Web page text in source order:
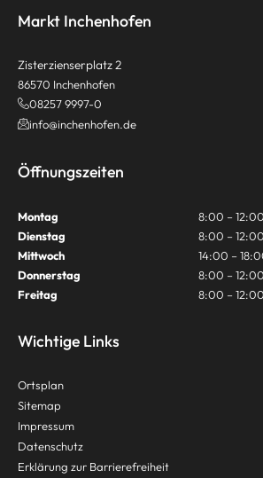
Markt Inchenhofen
Zisterzienserplatz 2
86570 Inchenhofen
08257 9997-0
info@inchenhofen.de
Öffnungszeiten
Montag
8:00 –
Dienstag
8:00 –
Mittwoch
14:00 –
Donnerstag
8:00 –
Freitag
8:00 –
Wichtige Links
Ortsplan
Sitemap
Impressum
Datenschutz
Erklärung zur Barrierefreiheit